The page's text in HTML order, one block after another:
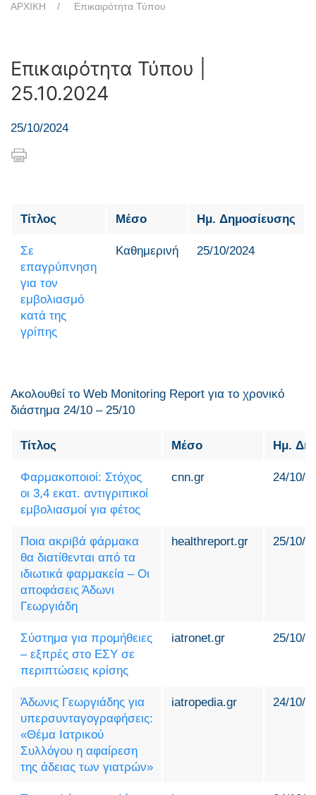
ΑΡΧΙΚΗ Επικαιρότητα Τύπου
Επικαιρότητα Τύπου |
25.10.2024
25/10/2024
Τίτλος Μέσο Ημ. Δημοσίευσης
Σε
επαγρύπνηση
για τον
εμβολιασμό
κατά της
γρίπης
Καθημερινή 25/10/2024
Ακολουθεί το Web Monitoring Report για τo χρονικό
διάστημα 24/10 – 25/10
Τίτλος Μέσο Ημ.
Φαρμακοποιοί: Στόχος
οι 3,4 εκατ. αντιγριπικοί
εμβολιασμοί για φέτος
cnn.gr 24/10/
Ποια ακριβά φάρμακα
θα διατίθενται από τα
ιδιωτικά φαρμακεία – Οι
αποφάσεις Άδωνι
Γεωργιάδη
healthreport.gr 25/10/
Σύστημα για προμήθειες
– εξπρές στο ΕΣΥ σε
περιπτώσεις κρίσης
iatronet.gr 25/10/
Άδωνις Γεωργιάδης για
υπερσυνταγογραφήσεις:
«Θέμα Ιατρικού
Συλλόγου η αφαίρεση
της άδειας των γιατρών»
iatropedia.gr 24/10/